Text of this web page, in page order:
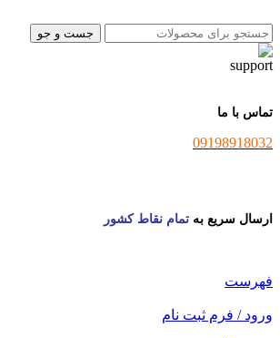
جست و جو
تماس با ما
09198918032
ارسال سریع به تمام نقاط کشور
فهرست
ورود / فرم ثبت نام